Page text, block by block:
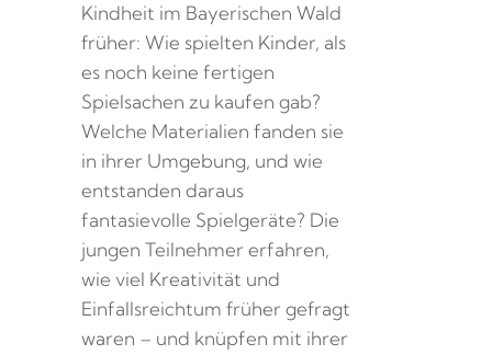
Kindheit im Bayerischen Wald
früher: Wie spielten Kinder, als
es noch keine fertigen
Spielsachen zu kaufen gab?
Welche Materialien fanden sie
in ihrer Umgebung, und wie
entstanden daraus
fantasievolle Spielgeräte? Die
jungen Teilnehmer erfahren,
wie viel Kreativität und
Einfallsreichtum früher gefragt
waren – und knüpfen mit ihrer